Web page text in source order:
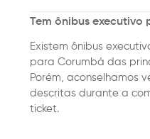
Tem ônibus executivo
Existem ônibus
para Corumbá das
Porém, aconselhamos
descritas durante a
ticket.